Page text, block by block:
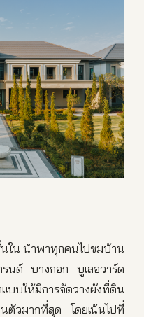
ใน นำพาทุกคนไปชมบ้าน
นด์ บางกอก บูเลอวาร์ด
บบให้มีการจัดวางผังที่ดิน
ตัวมากที่สุด โดยเน้นไปที่